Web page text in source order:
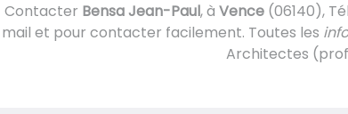
Contacter Bensa Jean-Paul, à Vence (06140),
mail et pour contacter facilement. Toutes les
Architectes